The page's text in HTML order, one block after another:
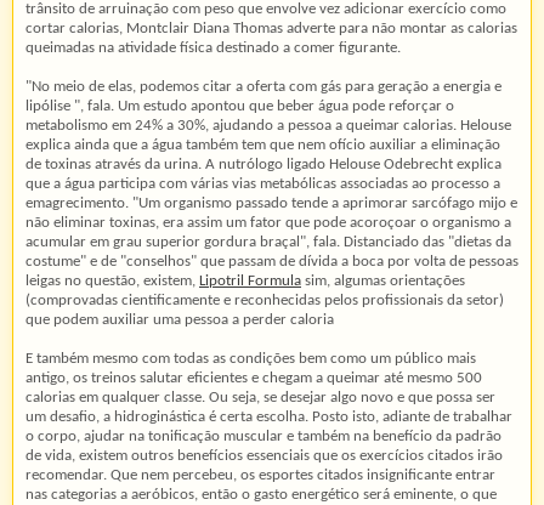
trânsito de arruinação com peso que envolve vez adicionar exercício como
cortar calorias, Montclair Diana Thomas adverte para não montar as calorias
queimadas na atividade física destinado a comer figurante.
"No meio de elas, podemos citar a oferta com gás para geração a energia e
lipólise ", fala. Um estudo apontou que beber água pode reforçar o
metabolismo em 24% a 30%, ajudando a pessoa a queimar calorias. Helouse
explica ainda que a água também tem que nem ofício auxiliar a eliminação
de toxinas através da urina. A nutrólogo ligado Helouse Odebrecht explica
que a água participa com várias vias metabólicas associadas ao processo a
emagrecimento. "Um organismo passado tende a aprimorar sarcófago mijo e
não eliminar toxinas, era assim um fator que pode acoroçoar o organismo a
acumular em grau superior gordura braçal", fala. Distanciado das "dietas da
costume" e de "conselhos" que passam de dívida a boca por volta de pessoas
leigas no questão, existem, Lipotril Formula sim, algumas orientações
(comprovadas cientificamente e reconhecidas pelos profissionais da setor)
que podem auxiliar uma pessoa a perder caloria
E também mesmo com todas as condições bem como um público mais
antigo, os treinos salutar eficientes e chegam a queimar até mesmo 500
calorias em qualquer classe. Ou seja, se desejar algo novo e que possa ser
um desafio, a hidroginástica é certa escolha. Posto isto, adiante de trabalhar
o corpo, ajudar na tonificação muscular e também na benefício da padrão
de vida, existem outros benefícios essenciais que os exercícios citados irão
recomendar. Que nem percebeu, os esportes citados insignificante entrar
nas categorias a aeróbicos, então o gasto energético será eminente, o que